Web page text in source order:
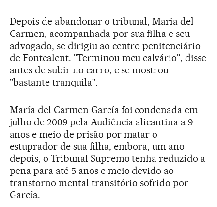
Depois de abandonar o tribunal, Maria del
Carmen, acompanhada por sua filha e seu
advogado, se dirigiu ao centro penitenciário
de Fontcalent. "Terminou meu calvário", disse
antes de subir no carro, e se mostrou
"bastante tranquila".
María del Carmen García foi condenada em
julho de 2009 pela Audiência alicantina a 9
anos e meio de prisão por matar o
estuprador de sua filha, embora, um ano
depois, o Tribunal Supremo tenha reduzido a
pena para até 5 anos e meio devido ao
transtorno mental transitório sofrido por
García.